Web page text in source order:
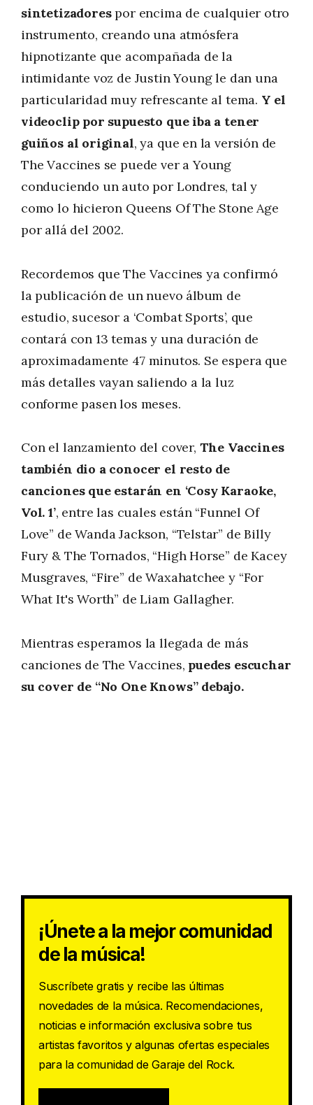
sintetizadorespor encima de cualquier otro
instrumento, creando una atmósfera
hipnotizante que acompañada de la
intimidante voz de Justin Young le dan una
particularidad muy refrescante al tema. Y el
videoclip por supuesto que iba a tener
guiños al original, ya que en la versión de
The Vaccines se puede ver a Young
conduciendo un auto por Londres, tal y
como lo hicieron Queens Of The Stone Age
por allá del 2002.
Recordemos que The Vaccines ya confirmó
la publicación de un nuevo álbum de
estudio, sucesor a ‘Combat Sports’, que
contará con 13 temas y una duración de
aproximadamente 47 minutos. Se espera que
más detalles vayan saliendo a la luz
conforme pasen los meses.
Con el lanzamiento del cover, The Vaccines
también dio a conocer el resto de
canciones que estarán en ‘Cosy Karaoke,
Vol. 1’, entre las cuales están “Funnel Of
Love” de Wanda Jackson, “Telstar” de Billy
Fury & The Tornados, “High Horse” de Kacey
Musgraves, “Fire” de Waxahatchee y “For
What It's Worth” de Liam Gallagher.
Mientras esperamos la llegada de más
canciones de The Vaccines, puedes escuchar
su cover de “No One Knows” debajo.
¡Únete a la mejor comunidad
de la música!
Suscríbete gratis y recibe las últimas
novedades de la música. Recomendaciones,
noticias e información exclusiva sobre tus
artistas favoritos y algunas ofertas especiales
para la comunidad de Garaje del Rock.